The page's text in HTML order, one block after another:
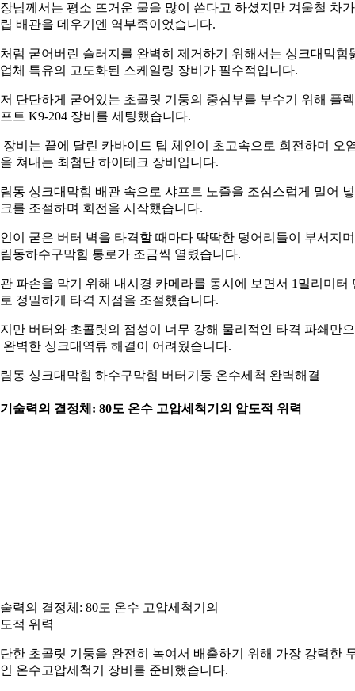
님께서는 평소 뜨거운 물을 많이 쓴다고 하셨지만 겨울철 차
배관을 데우기엔 역부족이었습니다.
럼 굳어버린 슬러지를 완벽히 제거하기 위해서는 싱크대막힘
체 특유의 고도화된 스케일링 장비가 필수적입니다.
단단하게 굳어있는 초콜릿 기둥의 중심부를 부수기 위해 플
트 K9-204 장비를 세팅했습니다.
장비는 끝에 달린 카바이드 팁 체인이 초고속으로 회전하며 오
쳐내는 최첨단 하이테크 장비입니다.
동 싱크대막힘 배관 속으로 샤프트 노즐을 조심스럽게 밀어
를 조절하며 회전을 시작했습니다.
이 굳은 버터 벽을 타격할 때마다 딱딱한 덩어리들이 부서지며
동하수구막힘 통로가 조금씩 열렸습니다.
파손을 막기 위해 내시경 카메라를 동시에 보면서 1밀리미터
정밀하게 타격 지점을 조절했습니다.
만 버터와 초콜릿의 점성이 너무 강해 물리적인 타격 파쇄만
완벽한 싱크대역류 해결이 어려웠습니다.
동 싱크대막힘 하수구막힘 버터기둥 온수세척 완벽해결
술력의 결정체: 80도 온수 고압세척기의 압도적 위력
력의 결정체: 80도 온수 고압세척기의
적 위력
한 초콜릿 기둥을 완전히 녹여서 배출하기 위해 가장 강력한
온수고압세척기 장비를 준비했습니다.